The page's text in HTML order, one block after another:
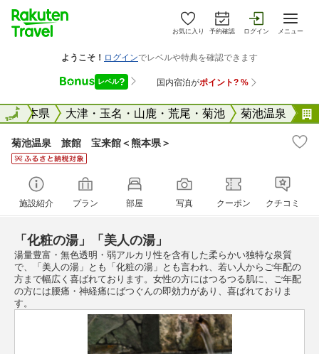
お気に入り 予約確認 ログイン メニュー
全国熊本県 大津・玉名・山鹿・荒尾・菊池 菊池温泉
全国
菊池温泉 旅館 宝来館＜熊本県＞
施設紹介 プラン 部屋 写真 クーポン クチコミ
「化粧の湯」「美人の湯」
湯量豊富・無色透明・弱アルカリ性を含有した柔らかい独特な泉質
で、「美人の湯」とも「化粧の湯」とも言われ、若い人からご年配の
方まで幅広く喜ばれております。女性の方にはつるつる肌に、ご年配
の方には腰痛・神経痛にばつぐんの即効力があり、喜ばれておりま
す。